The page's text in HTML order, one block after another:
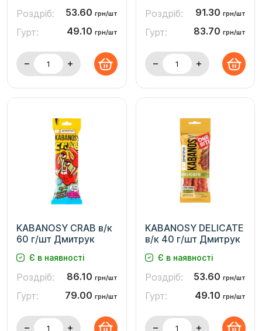
Роздріб: 53.60 грн/шт
Гурт: 49.10 грн/шт
Роздріб: 91.30 грн/шт
Гурт: 83.70 грн/шт
KABANOSY CRAB в/к
60 г/шт Дмитрук
Є в наявності
Роздріб: 86.10 грн/шт
Гурт: 79.00 грн/шт
KABANOSY DELICATE
в/к 40 г/шт Дмитрук
Є в наявності
Роздріб: 53.60 грн/шт
Гурт: 49.10 грн/шт